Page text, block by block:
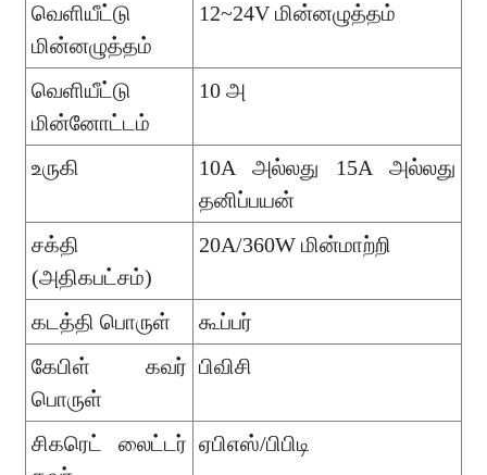
வெளியீட்டு
மின்னழுத்தம்
12~24V மின்னழுத்தம்
வெளியீட்டு
மின்னோட்டம்
10 அ
உருகி
10A அல்லது 15A அல்லது
தனிப்பயன்
சக்தி
(அதிகபட்சம்)
20A/360W மின்மாற்றி
கடத்தி பொருள்
கூப்பர்
கேபிள் கவர்
பொருள்
பிவிசி
சிகரெட் லைட்டர் ஏபிஎஸ்/பிபிடி